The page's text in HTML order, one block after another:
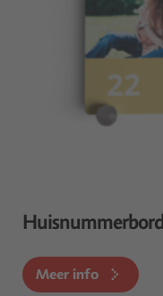
Huisnummerbord
Meer info